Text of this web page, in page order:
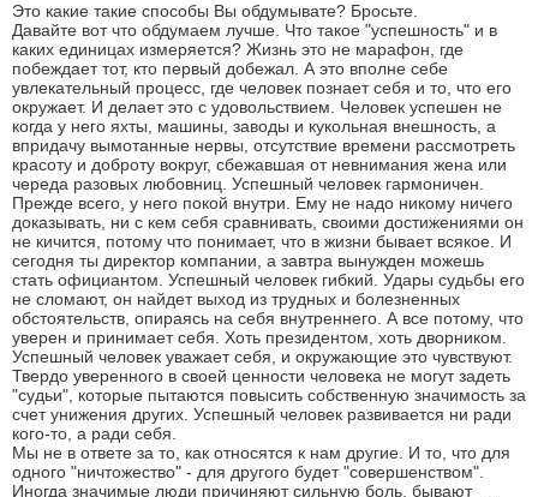
Это какие такие способы Вы обдумывате? Бросьте.
Давайте вот что обдумаем лучше. Что такое "успешность" и в
каких единицах измеряется? Жизнь это не марафон, где
побеждает тот, кто первый добежал. А это вполне себе
увлекательный процесс, где человек познает себя и то, что его
окружает. И делает это с удовольствием. Человек успешен не
когда у него яхты, машины, заводы и кукольная внешность, а
впридачу вымотанные нервы, отсутствие времени рассмотреть
красоту и доброту вокруг, сбежавшая от невнимания жена или
череда разовых любовниц. Успешный человек гармоничен.
Прежде всего, у него покой внутри. Ему не надо никому ничего
доказывать, ни с кем себя сравнивать, своими достижениями он
не кичится, потому что понимает, что в жизни бывает всякое. И
сегодня ты директор компании, а завтра вынужден можешь
стать официантом. Успешный человек гибкий. Удары судьбы его
не сломают, он найдет выход из трудных и болезненных
обстоятельств, опираясь на себя внутреннего. А все потому, что
уверен и принимает себя. Хоть президентом, хоть дворником.
Успешный человек уважает себя, и окружающие это чувствуют.
Твердо уверенного в своей ценности человека не могут задеть
"судьи", которые пытаются повысить собственную значимость за
счет унижения других. Успешный человек развивается ни ради
кого-то, а ради себя.
Мы не в ответе за то, как относятся к нам другие. И то, что для
одного "ничтожество" - для другого будет "совершенством".
Иногда значимые люди причиняют сильную боль, бывают